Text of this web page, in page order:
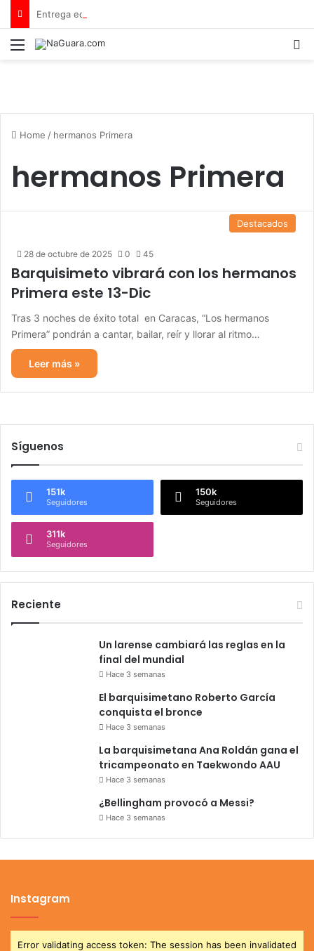
Menu
Home / hermanos Primera
hermanos Primera
Destacados
28 de octubre de 2025 0 45
Barquisimeto vibrará con los hermanos
Primera este 13-Dic
Tras 3 noches de éxito total en Caracas, “Los hermanos
Primera” pondrán a cantar, bailar, reír y llorar al ritmo…
Leer más »
Síguenos
151k
Seguidores
150k
Seguidores
311k
Seguidores
Reciente
Un larense cambiará las reglas en la
final del mundial
Hace 3 semanas
El barquisimetano Roberto García
conquista el bronce
Hace 3 semanas
La barquisimetana Ana Roldán gana el
tricampeonato en Taekwondo AAU
Hace 3 semanas
¿Bellingham provocó a Messi?
Hace 3 semanas
Instagram
Error validating access token: The session has been invalidated